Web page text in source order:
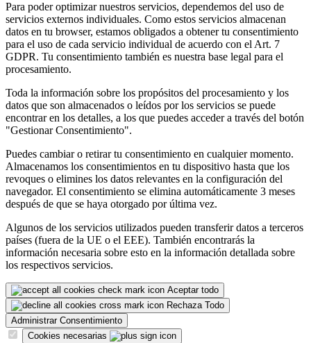
Para poder optimizar nuestros servicios, dependemos del uso de
servicios externos individuales. Como estos servicios almacenan
datos en tu browser, estamos obligados a obtener tu consentimiento
para el uso de cada servicio individual de acuerdo con el Art. 7
GDPR. Tu consentimiento también es nuestra base legal para el
procesamiento.
Toda la información sobre los propósitos del procesamiento y los
datos que son almacenados o leídos por los servicios se puede
encontrar en los detalles, a los que puedes acceder a través del botón
"Gestionar Consentimiento".
Puedes cambiar o retirar tu consentimiento en cualquier momento.
Almacenamos los consentimientos en tu dispositivo hasta que los
revoques o elimines los datos relevantes en la configuración del
navegador. El consentimiento se elimina automáticamente 3 meses
después de que se haya otorgado por última vez.
Algunos de los servicios utilizados pueden transferir datos a terceros
países (fuera de la UE o el EEE). También encontrarás la
información necesaria sobre esto en la información detallada sobre
los respectivos servicios.
Aceptar todo
Rechaza Todo
Administrar Consentimiento
Cookies necesarias